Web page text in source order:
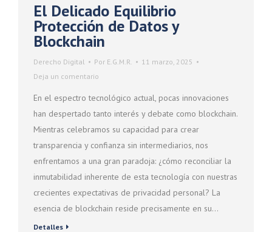
El Delicado Equilibrio
Protección de Datos y
Blockchain
Derecho Digital Por E.G.M.R.
11 marzo, 2025
Deja un comentario
En el espectro tecnológico actual, pocas innovaciones
han despertado tanto interés y debate como blockchain.
Mientras celebramos su capacidad para crear
transparencia y confianza sin intermediarios, nos
enfrentamos a una gran paradoja: ¿cómo reconciliar la
inmutabilidad inherente de esta tecnología con nuestras
crecientes expectativas de privacidad personal? La
esencia de blockchain reside precisamente en su…
Detalles